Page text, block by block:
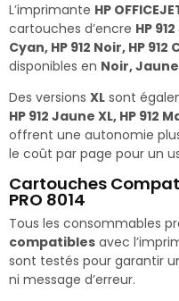
L’imprimante HP
cartouches d’encre HP
Cyan, HP 912 Noir, HP 912
disponibles en Noir,
Des versions XL sont
HP 912 Jaune XL, HP 912
offrent une autonomie
le coût par page pour un
Cartouches
PRO 8014
Tous les consommables
compatibles avec
sont testés pour garantir
ni message d’erreur.